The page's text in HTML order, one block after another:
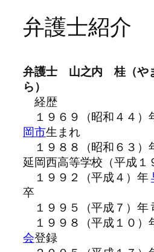
弁護士紹介
弁護士 山之内 桂（や
ら）
経歴
１９６９（昭和４４）
岡市生まれ
１９８８（昭和６３
延岡西高等学校（平成１
１９９２（平成４）年
卒
１９９５（平成７）年
１９９８（平成１０）
会登録